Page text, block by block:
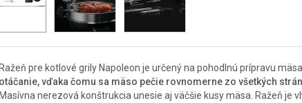
Ražeň pre kotlové grily Napoleon je určený na pohodlnú prípravu
otáčanie, vďaka čomu sa mäso pečie rovnomerne zo všetkých strán
Masívna nerezová konštrukcia unesie aj väčšie kusy mäsa. Ražeň je